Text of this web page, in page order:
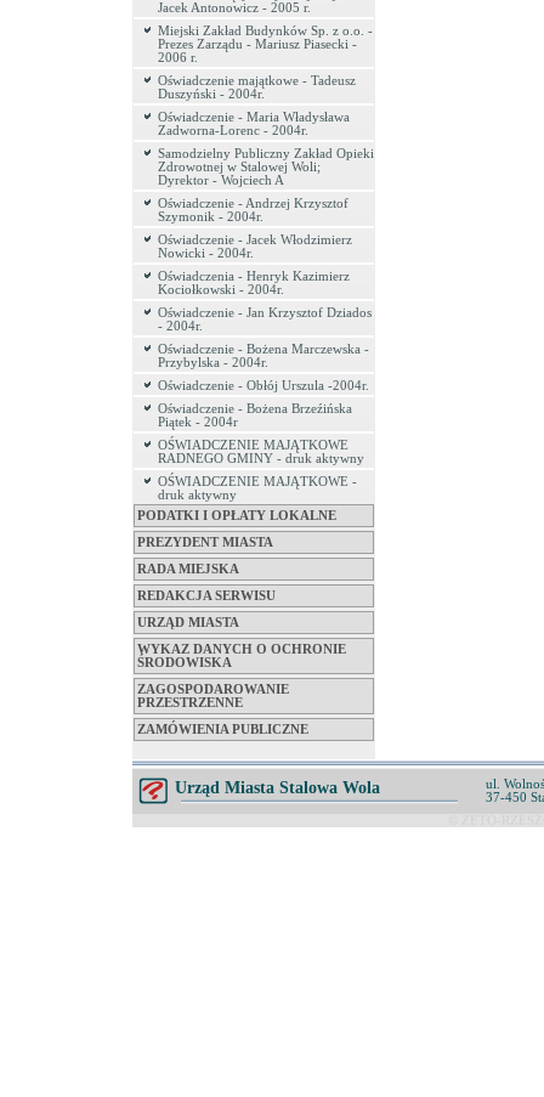
Jacek Antonowicz - 2005 r.
Miejski Zakład Budynków Sp. z o.o. -
Prezes Zarządu - Mariusz Piasecki -
2006 r.
Oświadczenie majątkowe - Tadeusz
Duszyński - 2004r.
Oświadczenie - Maria Władysława
Zadworna-Lorenc - 2004r.
Samodzielny Publiczny Zakład Opieki
Zdrowotnej w Stalowej Woli;
Dyrektor - Wojciech A
Oświadczenie - Andrzej Krzysztof
Szymonik - 2004r.
Oświadczenie - Jacek Włodzimierz
Nowicki - 2004r.
Oświadczenia - Henryk Kazimierz
Kociołkowski - 2004r.
Oświadczenie - Jan Krzysztof Dziados
- 2004r.
Oświadczenie - Bożena Marczewska -
Przybylska - 2004r.
Oświadczenie - Obłój Urszula -2004r.
Oświadczenie - Bożena Brzeźińska
Piątek - 2004r
OŚWIADCZENIE MAJĄTKOWE
RADNEGO GMINY - druk aktywny
OŚWIADCZENIE MAJĄTKOWE -
druk aktywny
PODATKI I OPŁATY LOKALNE
PREZYDENT MIASTA
RADA MIEJSKA
REDAKCJA SERWISU
URZĄD MIASTA
WYKAZ DANYCH O OCHRONIE
ŚRODOWISKA
ZAGOSPODAROWANIE
PRZESTRZENNE
ZAMÓWIENIA PUBLICZNE
Urząd Miasta Stalowa Wola
ul.
37-450